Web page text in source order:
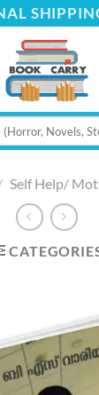
Self Help/